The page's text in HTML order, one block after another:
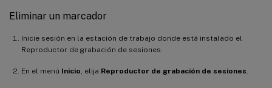
Eliminar un marcador
Inicie sesión en la estación de trabajo donde está instalado el
Reproductor de grabación de sesiones.
En el menú Inicio , elija Reproductor de grabación de sesiones